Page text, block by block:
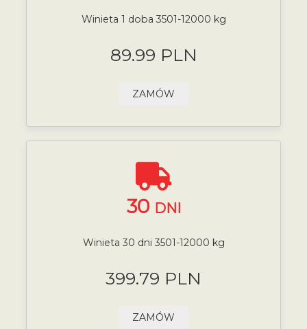
Winieta 1 doba 3501-12000 kg
89.99 PLN
ZAMÓW
30 DNI
Winieta 30 dni 3501-12000 kg
399.79 PLN
ZAMÓW